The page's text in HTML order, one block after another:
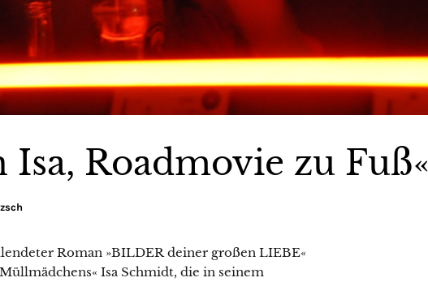
Isa, Roadmovie zu Fuß«
Roman »BILDER deiner großen LIEBE«
Isa Schmidt, die in seinem